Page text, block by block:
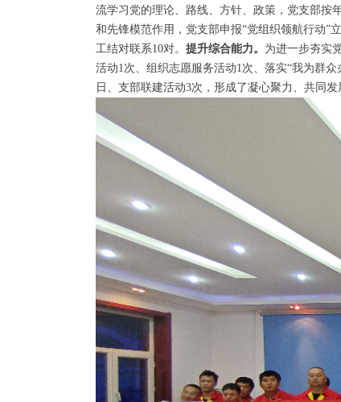
流学习党的理论、路线、方针、政策，党支部按
和先锋模范作用，党支部申报“党组织领航行动”
工结对联系10对。 提升综合能力。 为进一步夯实
活动1次、组织志愿服务活动1次、落实“我为群众
日、支部联建活动3次，形成了凝心聚力、共同发